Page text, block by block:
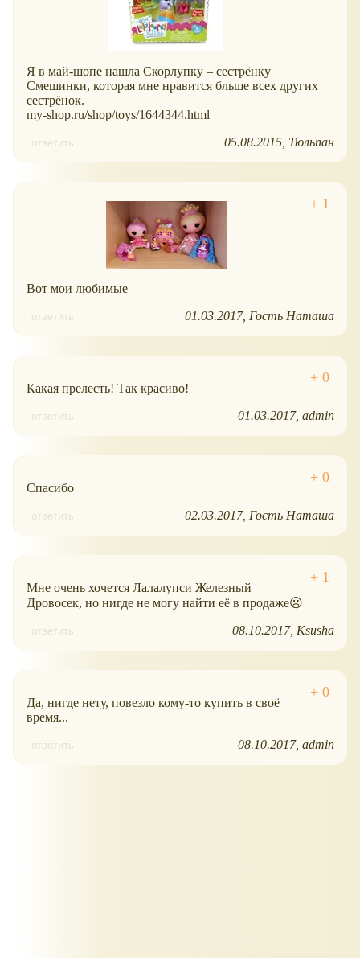
Я в май-шопе нашла Скорлупку – сестрёнку
Смешинки, которая мне нравится бльше всех других
сестрёнок.
my-shop.ru/shop/toys/1644344.html
ответить 05.08.2015 Тюльпан
Вот мои любимые
ответить 01.03.2017 Гость Наташа
Какая прелесть! Так красиво!
ответить 01.03.2017 admin
Спасибо
ответить 02.03.2017 Гость Наташа
Мне очень хочется Лалалупси Железный
Дровосек, но нигде не могу найти её в продаже☹
ответить 08.10.2017 Ksusha
Да, нигде нету, повезло кому-то купить в своё
время...
ответить 08.10.2017 admin